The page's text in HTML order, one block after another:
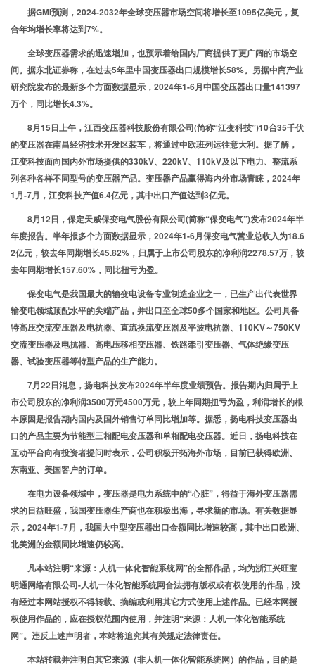
据GMI预测，2024-2032年全球变压器市场空间将增长至1095亿美元，复
合年均增长率将达到7%。
全球变压器需求的迅速增加，也预示着给国内厂商提供了更广阔的市场空
间。据东北证券称，在过去5年里中国变压器出口规模增长58%。另据中商产业
研究院发布的最新多个方面数据显示，2024年1-6月中国变压器出口量141397
万个，同比增长4.3%。
8月15日上午，江西变压器科技股份有限公司(简称“江变科技”)10台35千伏
的变压器在南昌经济技术开发区装车，将通过中欧班列运往意大利。据了解，
江变科技面向国内外市场提供的330kV、220kV、110kV及以下电力、整流系
列各种各样不同型号的变压器产品。变压器产品赢得海内外市场青睐，2024年
1月-7月，江变科技产值6.4亿元，其中出口产值达到3亿元。
8月12日，保定天威保变电气股份有限公司(简称“保变电气”)发布2024年半
年度报告。半年报多个方面数据显示，2024年1-6月保变电气营业总收入为18.6
2亿元，较去年同期增长45.82%，归属于上市公司股东的净利润2278.57万，较
去年同期增长157.60%，同比扭亏为盈。
保变电气是我国最大的输变电设备专业制造企业之一，已生产出代表世界
输变电领域顶配水平的尖端产品，并出口至全球50多个国家和地区。公司具备
特高压交流变压器及电抗器、直流换流变压器及平波电抗器、110KV～750KV
交流变压器及电抗器、高电压移相变压器、铁路牵引变压器、气体绝缘变压
器、试验变压器等特型产品的生产能力。
7月22日消息，扬电科技发布2024年半年度业绩预告。报告期内归属于上
市公司股东的净利润3500万元4500万元，较上年同期扭亏为盈，利润增长的根
本原因是报告期内国内及国外销售订单同比增加等。据悉，扬电科技变压器出
口的产品主要为节能型三相配电变压器和单相配电变压器。近日，扬电科技在
互动平台向有投资者提问时表示，公司积极开拓海外市场，目前已获得欧洲、
东南亚、美国客户的订单。
在电力设备领域中，变压器是电力系统中的“心脏”，得益于海外变压器需
求的日益旺盛，我国变压器生产商也在积极出海，寻求新的市场。有关数据显
示，2024年1-7月，我国大中型变压器出口金额同比增速较高，其中出口欧洲、
北美洲的金额同比增速仍较高。
凡本站注明“来源：人机一体化智能系统网”的全部作品，均为浙江兴旺宝
明通网络有限公司-人机一体化智能系统网合法拥有版权或有权使用的作品，没
有经过本网站授权不得转载、摘编或利用其它方式使用上述作品。已经本网授
权使用作品的，应在授权范围内使用，并注明“来源：人机一体化智能系统
网”。违反上述声明者，本站将追究其有关规定法律责任。
本站转载并注明自其它来源（非人机一体化智能系统网）的作品，目的是